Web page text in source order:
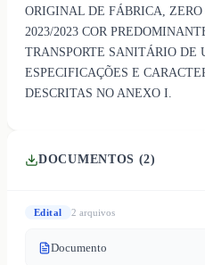
ORIGINAL DE FÁBRICA,
2023/2023 COR
TRANSPORTE SANITÁRIO DE
ESPECIFICAÇÕES E
DESCRITAS NO ANEXO I.
DOCUMENTOS (2)
Edital 2 arquivos
Documento